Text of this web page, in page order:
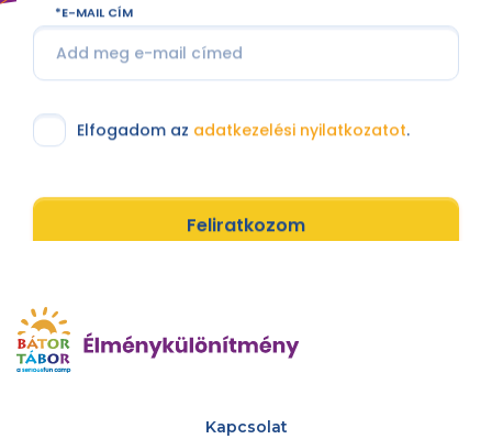
E-MAIL CÍM
Elfogadom az adatkezelési nyilatkozatot.
Feliratkozom
Kapcsolat